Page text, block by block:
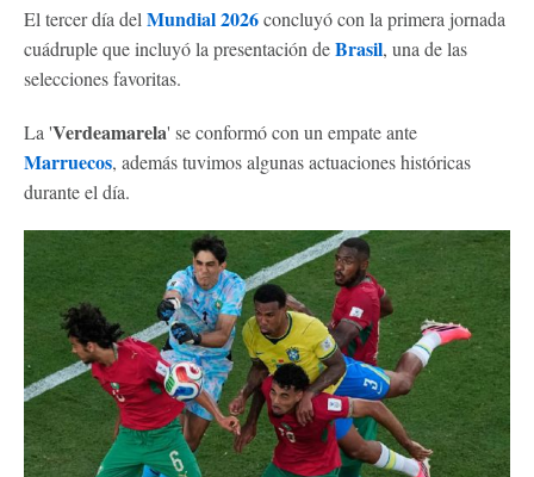
El tercer día del Mundial 2026concluyó con la primera jornada
cuádruple que incluyó la presentación deBrasil, una de las
selecciones favoritas.
La 'Verdeamarela' se conformó con un empate ante
Marruecos, además tuvimos algunas actuaciones históricas
durante el día.